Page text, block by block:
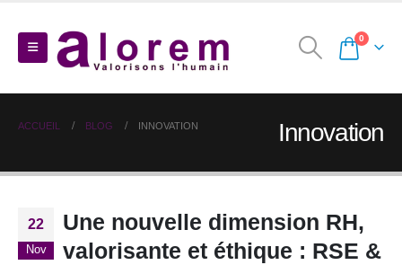
0
Innovation
ACCUEIL BLOG INNOVATION
22
Nov
Une nouvelle dimension RH,
valorisante et éthique : RSE &